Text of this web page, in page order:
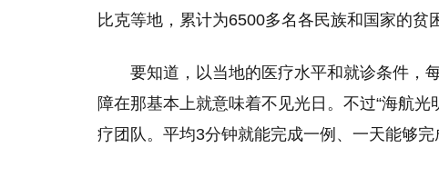
比克等地，累计为6500多名各民族和国家的贫
要知道，以当地的医疗水平和就诊条件，
障在那基本上就意味着不见光日。不过“海航
疗团队。平均3分钟就能完成一例、一天能够完